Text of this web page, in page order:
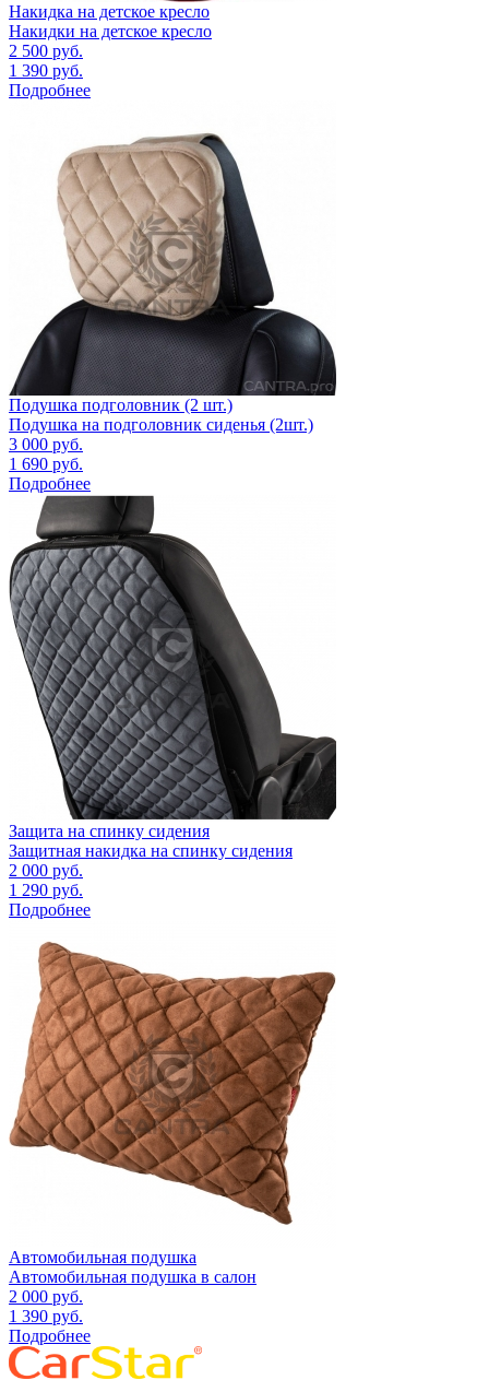
Накидка на детское кресло
Накидки на детское кресло
2 500 руб.
1 390 руб.
Подробнее
Подушка подголовник (2 шт.)
Подушка на подголовник сиденья (2шт.)
3 000 руб.
1 690 руб.
Подробнее
Защита на спинку сидения
Защитная накидка на спинку сидения
2 000 руб.
1 290 руб.
Подробнее
Автомобильная подушка
Автомобильная подушка в салон
2 000 руб.
1 390 руб.
Подробнее